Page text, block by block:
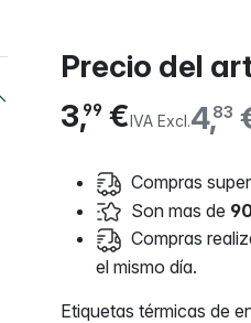
Precio del
4,83
3,99 €IVA Excl.
Compras
Son mas de
Compras
el mismo día.
Etiquetas térmicas de